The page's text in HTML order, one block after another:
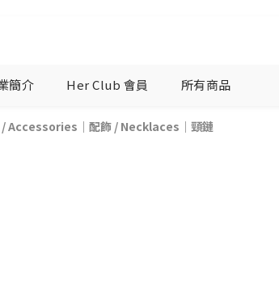
簡介 Her Club 會員 所有商品
/Accessories｜配飾 / Necklaces｜頸鏈